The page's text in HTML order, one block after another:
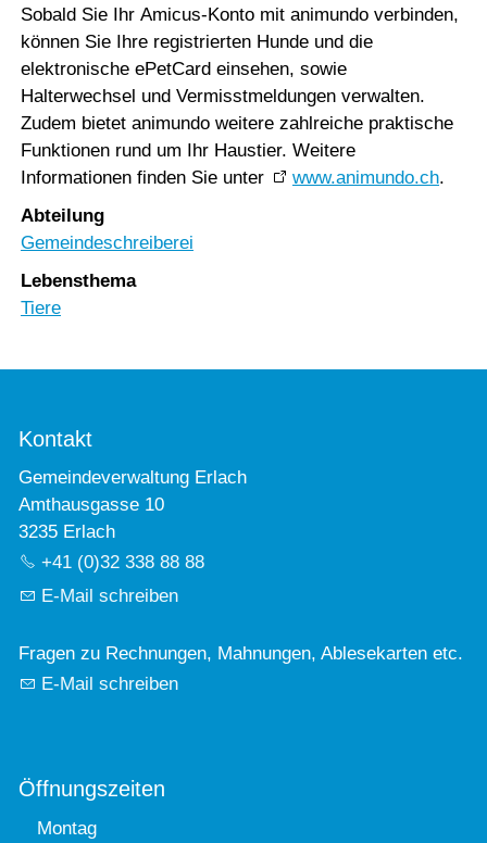
Sobald Sie Ihr Amicus-Konto mit animundo verbinden,
können Sie Ihre registrierten Hunde und die
elektronische ePetCard einsehen, sowie
Halterwechsel und Vermisstmeldungen verwalten.
Zudem bietet animundo weitere zahlreiche praktische
Funktionen rund um Ihr Haustier. Weitere
Informationen finden Sie unter
www.animundo.ch.
Abteilung
Gemeindeschreiberei
Lebensthema
Tiere
Kontakt
Gemeindeverwaltung Erlach
Amthausgasse 10
3235 Erlach
+41 (0)32 338 88 88
E-Mail schreiben
Fragen zu Rechnungen, Mahnungen, Ablesekarten etc.
E-Mail schreiben
Öffnungszeiten
Montag